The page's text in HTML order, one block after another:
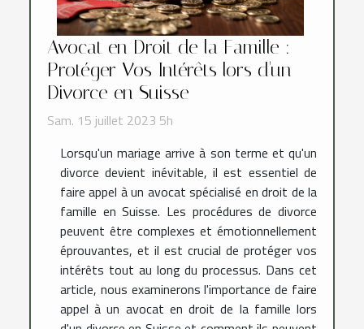
Avocat en Droit de la Famille :
Protéger Vos Intérêts lors d'un
Divorce en Suisse
Sam. 15 juillet 2023 5h
Lorsqu'un mariage arrive à son terme et qu'un
divorce devient inévitable, il est essentiel de
faire appel à un avocat spécialisé en droit de la
famille en Suisse. Les procédures de divorce
peuvent être complexes et émotionnellement
éprouvantes, et il est crucial de protéger vos
intérêts tout au long du processus. Dans cet
article, nous examinerons l'importance de faire
appel à un avocat en droit de la famille lors